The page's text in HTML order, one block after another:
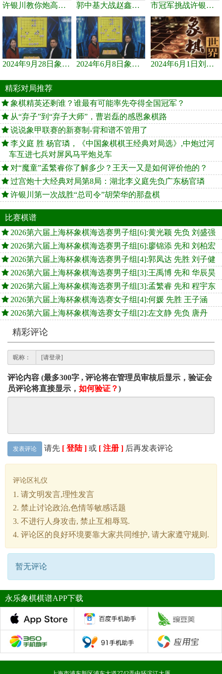
许银川教你炮高兵士象全如何赢士象全，简单四步即可 郭中基大战赵鑫鑫，许银川激情讲解 市冠军挑战许银川，急进中兵变化真激烈！
2024年9月28日象棋世界栏目，刘君、蒋川讲解了第九届杨官璘杯象棋... 2024年6月8日象棋世界，刘君、蒋川讲解了第九届杨官璘杯全国象棋... 2024年6月1日刘君、蒋川讲解第三届上海杯象棋大师赛谢靖与李少庚...
精彩对局推荐
象棋精英还剩谁？谁最有可能率先夺得全国冠军？
从“弃子”到“弃子大师”，曹岩磊的感恩象棋路
说说象甲联赛的新赛制-背和谱不管用了
李义庭 胜 杨官璘，《中国象棋棋王经典对局选》,中炮过河
车互进七兵对屏风马平炮兑车
对“魔童”孟繁睿你了解多少？王天一又是如何评价他的？
过宫炮十大经典对局第8局：湖北李义庭先负广东杨官璘
许银川第一次战胜“总司令”胡荣华的那盘棋
比赛棋谱
2026第六届上海杯象棋海选赛男子组[6]:黄光颖 先负 刘盛强
2026第六届上海杯象棋海选赛男子组[6]:廖锦添 先和 刘柏宏
2026第六届上海杯象棋海选赛男子组[4]:郭凤达 先胜 刘子健
2026第六届上海杯象棋海选赛男子组[3]:王禹博 先和 华辰昊
2026第六届上海杯象棋海选赛男子组[3]:孟繁睿 先和 程宇东
2026第六届上海杯象棋海选赛女子组[4]:何媛 先胜 王子涵
2026第六届上海杯象棋海选赛女子组[2]:左文静 先负 唐丹
精彩评论
昵称：
评论内容 (最多300字 , 评论将在管理员审核后显示，验证会
员评论将直接显示， 如何验证？)
发表评论 请先 [ 登陆 ] 或 [ 注册 ] 后再发表评论
评论区礼仪
1. 请文明发言,理性发言
2. 禁止讨论政治,色情等敏感话题
3. 不进行人身攻击, 禁止互相辱骂.
4. 评论区的良好环境要靠大家共同维护, 请大家遵守规则.
暂无评论
永乐象棋棋谱APP下载